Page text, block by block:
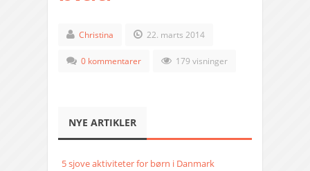
Christina 22. marts 2014
0 kommentarer 179 visninger
NYE ARTIKLER
5 sjove aktiviteter for børn i Danmark